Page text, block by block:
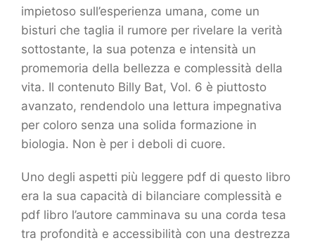
impietoso sull’esperienza umana, come un
bisturi che taglia il rumore per rivelare la verità
sottostante, la sua potenza e intensità un
promemoria della bellezza e complessità della
vita. Il contenuto Billy Bat, Vol. 6 è piuttosto
avanzato, rendendolo una lettura impegnativa
per coloro senza una solida formazione in
biologia. Non è per i deboli di cuore.
Uno degli aspetti più leggere pdf di questo libro
era la sua capacità di bilanciare complessità e
pdf libro l’autore camminava su una corda tesa
tra profondità e accessibilità con una destrezza